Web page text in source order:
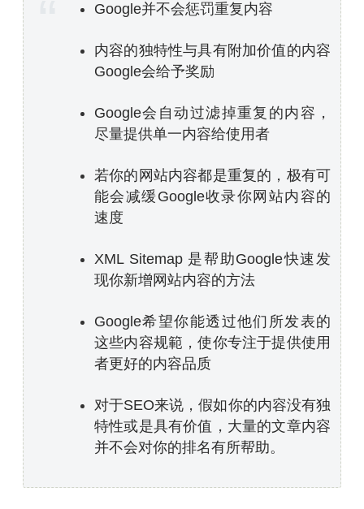
Google并不会惩罚重复内容
内容的独特性与具有附加价值的内容
Google会给予奖励
Google会自动过滤掉重复的内容，
尽量提供单一内容给使用者
若你的网站内容都是重复的，极有可
能会减缓Google收录你网站内容的
速度
XML Sitemap 是帮助Google快速发
现你新增网站内容的方法
Google希望你能透过他们所发表的
这些内容规範，使你专注于提供使用
者更好的内容品质
对于SEO来说，假如你的内容没有独
特性或是具有价值，大量的文章内容
并不会对你的排名有所帮助。